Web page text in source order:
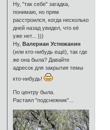
Ну, "так себе" загадка,
понимаю, но прям
расстроился, когда несколько
дней назад увидел, что её
уже нет... )))
Ну, Валериан Устюжанин
(или кто-нибудь ещё), так где
же она была? Давайте
адресок для закрытия темы
кто-нибудь!
По центру была.
Растаял "подснежник"...